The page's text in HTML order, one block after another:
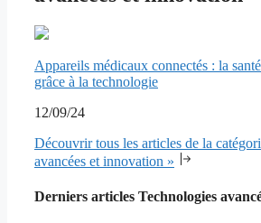
Appareils médicaux connectés : la
grâce à la technologie
12/09/24
Découvrir tous les articles de la
avancées et innovation »
Derniers articles Technologies